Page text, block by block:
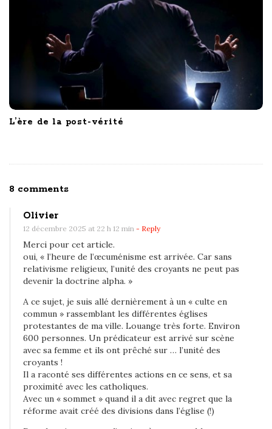
L’ère de la post-vérité
8 commentsO
u
t
-
i
l
s
e
é
j
o
Olivier
12 décembre 2025 at 22 h 12 min - Reply
Merci pour cet article.
oui, « l’heure de l’œcuménisme est arrivée. Car sans
relativisme religieux, l’unité des croyants ne peut pas
devenir la doctrine alpha. »
A ce sujet, je suis allé dernièrement à un « culte en
commun » rassemblant les différentes églises
protestantes de ma ville. Louange très forte. Environ
600 personnes. Un prédicateur est arrivé sur scène
avec sa femme et ils ont prêché sur … l’unité des
croyants !
Il a raconté ses différentes actions en ce sens, et sa
proximité avec les catholiques.
Avec un « sommet » quand il a dit avec regret que la
réforme avait créé des divisions dans l’église (!)